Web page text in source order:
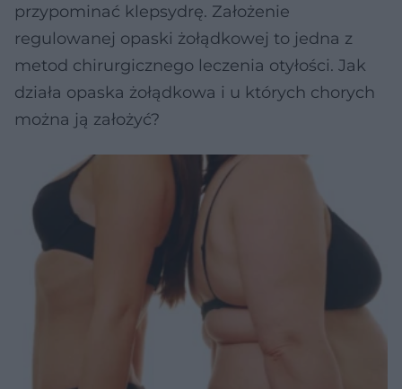
przypominać klepsydrę. Założenie
regulowanej opaski żołądkowej to jedna z
metod chirurgicznego leczenia otyłości. Jak
działa opaska żołądkowa i u których chorych
można ją założyć?